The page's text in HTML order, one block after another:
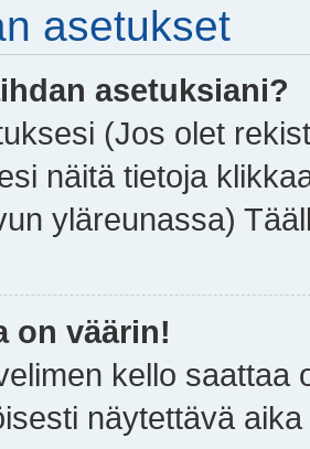
asetukset
asetuksiani?
(Jos olet
näitä tietoja
yläreunassa)
on väärin!
kello saattaa
näytettävä